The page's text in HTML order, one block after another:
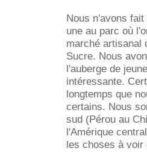
Nous n'avons
une au parc où
marché artisanal
Sucre. Nous
l'auberge de
intéressante.
longtemps que
certains. Nous
sud (Pérou au
l'Amérique
les choses à voir